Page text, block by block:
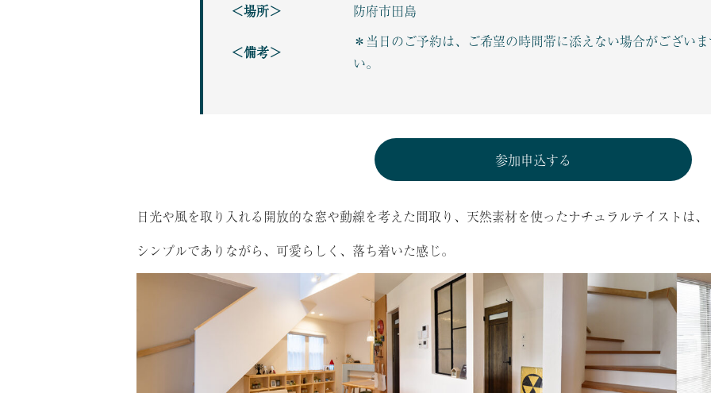
＜場所＞
防府市田島
＜備考＞
＊当日のご予約は、ご希望の時間帯に添えない場合がござい
い。
参加申込する
日光や風を取り入れる開放的な窓や動線を考えた間取り、天然素材を使ったナチュラルテイストは、
シンプルでありながら、可愛らしく、落ち着いた感じ。